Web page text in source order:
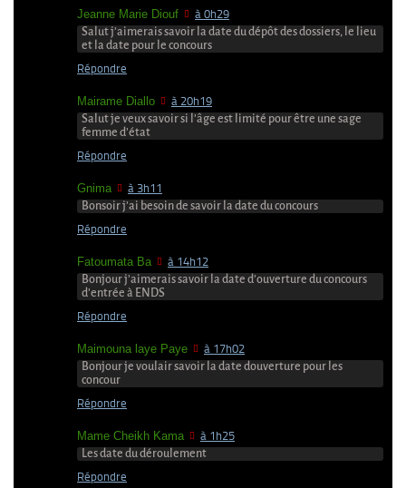
Jeanne Marie Diouf à 0h29
Salut j’aimerais savoir la date du dépôt des dossiers, le lieu
et la date pour le concours
Répondre
Mairame Diallo à 20h19
Salut je veux savoir si l’âge est limité pour être une sage
femme d’état
Répondre
Gnima à 3h11
Bonsoir j’ai besoin de savoir la date du concours
Répondre
Fatoumata Ba à 14h12
Bonjour j’aimerais savoir la date d’ouverture du concours
d’entrée à ENDS
Répondre
Maimouna laye Paye à 17h02
Bonjour je voulair savoir la date douverture pour les
concour
Répondre
Mame Cheikh Kama à 1h25
Les date du déroulement
Répondre